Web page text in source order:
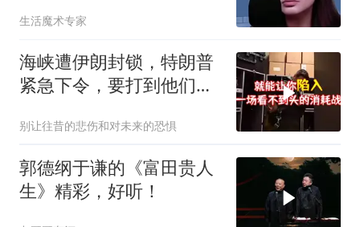
生活魔术专家
海峡遭伊朗封锁，特朗普
紧急下令，要打到他们承
别让往昔的悲伤和对未来的恐惧
郭德纲于谦的《富田贵人
生》精彩，好听！